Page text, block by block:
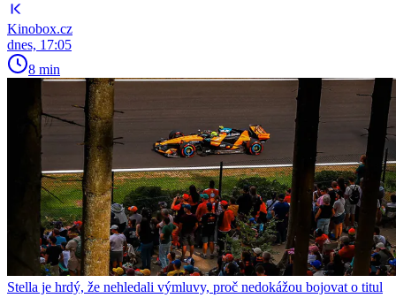
Kinobox.cz
dnes, 17:05
8 min
Stella je hrdý, že nehledali výmluvy, proč nedokážou bojovat o titul